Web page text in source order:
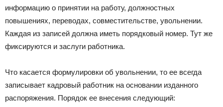
информацию о принятии на работу, должностных
повышениях, переводах, совместительстве, увольнении.
Каждая из записей должна иметь порядковый номер. Тут же
фиксируются и заслуги работника.
Что касается формулировки об увольнении, то ее всегда
записывает кадровый работник на основании изданного
распоряжения. Порядок ее внесения следующий: